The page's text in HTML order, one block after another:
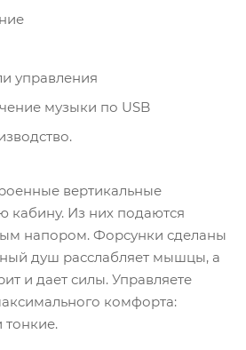
управления
музыки по USB
вертикальные
кабину. Из них подаются
напором. Форсунки сделаны
душ расслабляет мышцы, а
и дает силы. Управляете
комфорта:
тонкие.